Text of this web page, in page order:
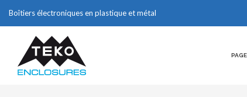
Boîtiers électroniques en plastique et métal